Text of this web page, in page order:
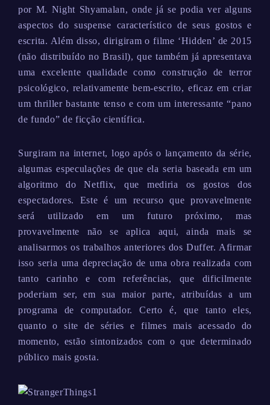
por M. Night Shyamalan, onde já se podia ver alguns
aspectos do suspense característico de seus gostos e
escrita. Além disso, dirigiram o filme ‘Hidden’ de 2015
(não distribuído no Brasil), que também já apresentava
uma excelente qualidade como construção de terror
psicológico, relativamente bem-escrito, eficaz em criar
um thriller bastante tenso e com um interessante “pano
de fundo” de ficção científica.
Surgiram na internet, logo após o lançamento da série,
algumas especulações de que ela seria baseada em um
algoritmo do Netflix, que mediria os gostos dos
espectadores. Este é um recurso que provavelmente
será utilizado em um futuro próximo, mas
provavelmente não se aplica aqui, ainda mais se
analisarmos os trabalhos anteriores dos Duffer. Afirmar
isso seria uma depreciação de uma obra realizada com
tanto carinho e com referências, que dificilmente
poderiam ser, em sua maior parte, atribuídas a um
programa de computador. Certo é, que tanto eles,
quanto o site de séries e filmes mais acessado do
momento, estão sintonizados com o que determinado
público mais gosta.